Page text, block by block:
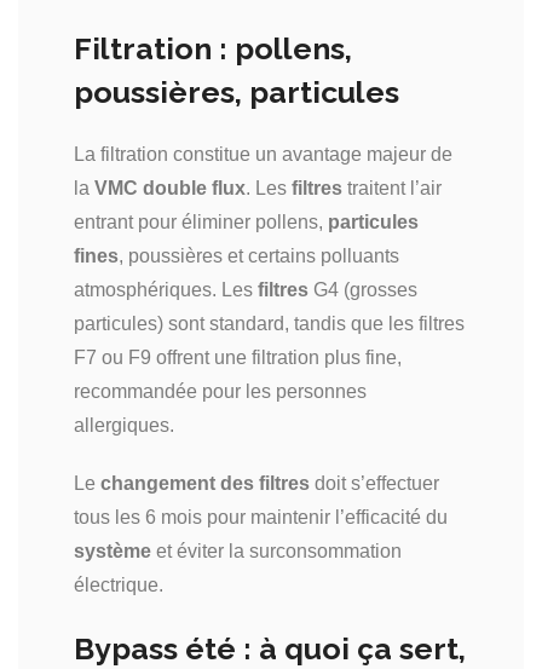
Filtration : pollens,
poussières, particules
La filtration constitue un avantage majeur de
la VMC double flux. Les filtres traitent l’air
entrant pour éliminer pollens, particules
fines, poussières et certains polluants
atmosphériques. Les filtres G4 (grosses
particules) sont standard, tandis que les filtres
F7 ou F9 offrent une filtration plus fine,
recommandée pour les personnes
allergiques.
Le changement des filtres doit s’effectuer
tous les 6 mois pour maintenir l’efficacité du
système et éviter la surconsommation
électrique.
Bypass été : à quoi ça sert,